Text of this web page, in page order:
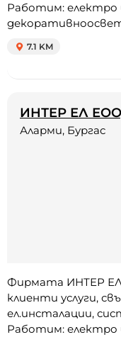
Работим: електро
7.1 KM
ИНТЕР ЕЛ
Аларми, Бургас
Фирмата ИНТЕР
клиенти услуги,
ел.инсталации,
Работим: електро